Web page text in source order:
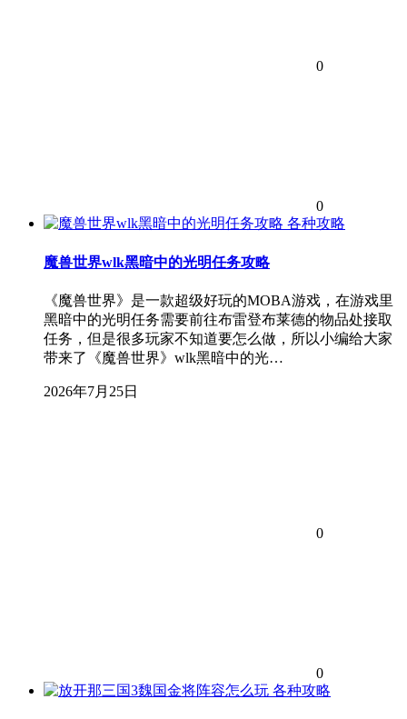
0
0
各种攻略
魔兽世界wlk黑暗中的光明任务攻略
《魔兽世界》是一款超级好玩的MOBA游戏，在游戏里
黑暗中的光明任务需要前往布雷登布莱德的物品处接取
任务，但是很多玩家不知道要怎么做，所以小编给大家
带来了《魔兽世界》wlk黑暗中的光…
2026年7月25日
0
0
各种攻略